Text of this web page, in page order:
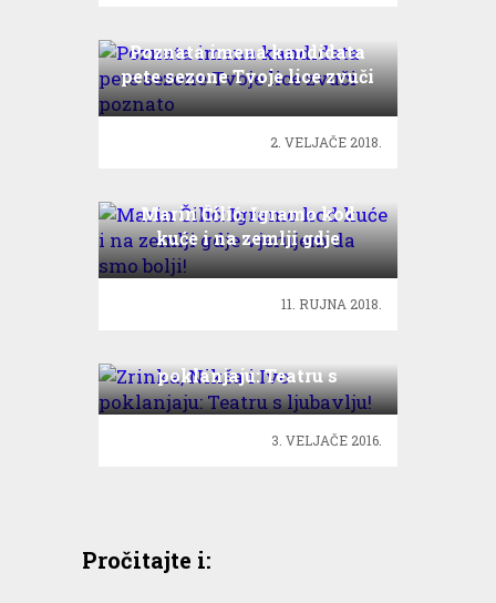
Poznata imena kandidata
pete sezone Tvoje lice zvuči
poznato
2. VELJAČE 2018.
Marin Čilić: Igramo kod
kuće i na zemlji gdje
vjerujem da smo bolji!
11. RUJNA 2018.
poklanjaju: Teatru s
ljubavlju!
3. VELJAČE 2016.
Pročitajte i: